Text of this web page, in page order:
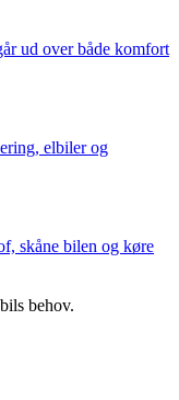
ud over både komfort
elbiler og
skåne bilen og køre
behov.